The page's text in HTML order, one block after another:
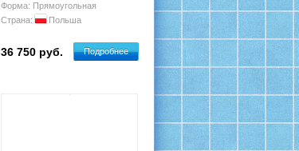
Форма: Прямоугольная
Страна:
Польша
36 750 руб. Подробнее